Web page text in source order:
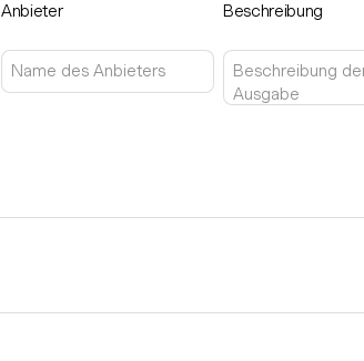
Anbieter Beschreibung